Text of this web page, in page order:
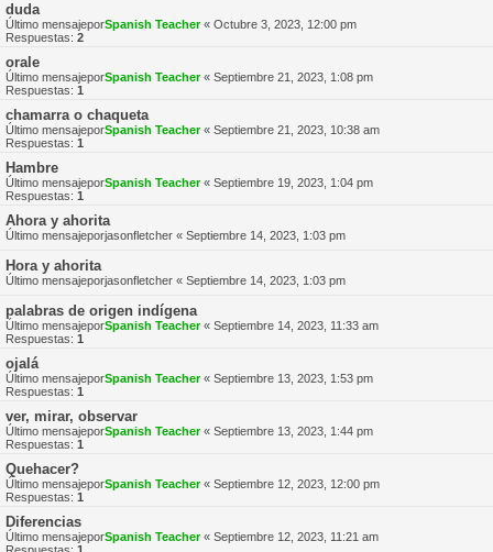
duda
Último mensajeporSpanish Teacher« Octubre 3, 2023, 12:00 pm
Respuestas: 2
orale
Último mensajeporSpanish Teacher« Septiembre 21, 2023, 1:08 pm
Respuestas: 1
chamarra o chaqueta
Último mensajeporSpanish Teacher« Septiembre 21, 2023, 10:38 am
Respuestas: 1
Hambre
Último mensajeporSpanish Teacher« Septiembre 19, 2023, 1:04 pm
Respuestas: 1
Ahora y ahorita
Último mensajeporjasonfletcher « Septiembre 14, 2023, 1:03 pm
Hora y ahorita
Último mensajeporjasonfletcher « Septiembre 14, 2023, 1:03 pm
palabras de origen indígena
Último mensajeporSpanish Teacher« Septiembre 14, 2023, 11:33 am
Respuestas: 1
ojalá
Último mensajeporSpanish Teacher« Septiembre 13, 2023, 1:53 pm
Respuestas: 1
ver, mirar, observar
Último mensajeporSpanish Teacher« Septiembre 13, 2023, 1:44 pm
Respuestas: 1
Quehacer?
Último mensajeporSpanish Teacher« Septiembre 12, 2023, 12:00 pm
Respuestas: 1
Diferencias
Último mensajeporSpanish Teacher« Septiembre 12, 2023, 11:21 am